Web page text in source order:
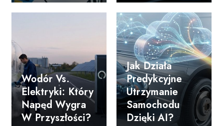
Wodór Vs.
Elektryki: Który
Napęd Wygra
W Przyszłości?
Jak Działa
Predykcyjne
Utrzymanie
Samochodu
Dzięki AI?